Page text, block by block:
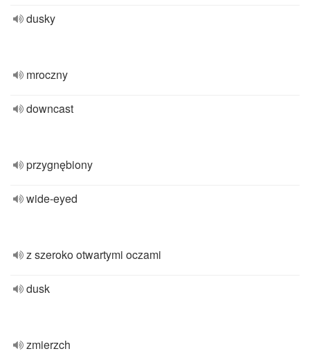
dusky
mroczny
downcast
przygnębiony
wide-eyed
z szeroko otwartymi oczami
dusk
zmierzch